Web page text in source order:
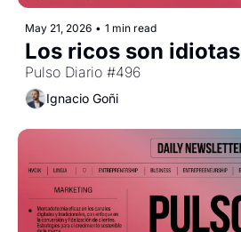
May 21, 2026 • 1 min read
Los ricos son idiotas
Pulso Diario #496
Ignacio Goñi